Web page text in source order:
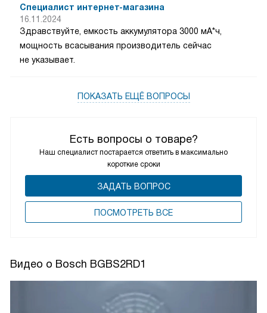
Есть вопросы о товаре?
Наш специалист постарается ответить в максимально
короткие сроки
ЗАДАТЬ ВОПРОС
ПОCМОТРЕТЬ ВСЕ
Специалист интернет-магазина
16.11.2024
Здравствуйте, емкость аккумулятора 3000 мА*ч,
мощность всасывания производитель сейчас
не указывает.
ПОКАЗАТЬ ЕЩЁ ВОПРОСЫ
Видео о Bosch BGBS2RD1